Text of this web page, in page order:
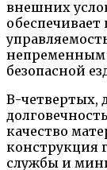
внешних
непременным
безопасной
В-четвертых,
качество
конструкция
службы и